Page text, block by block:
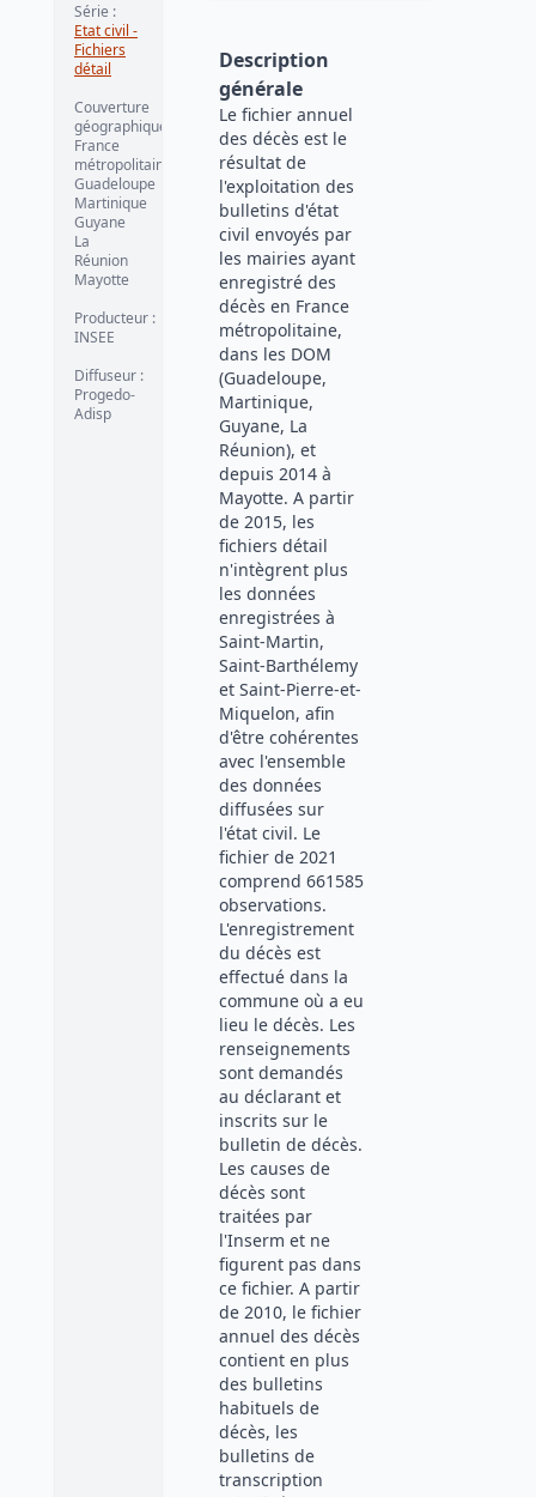
Série :
Etat civil -
Fichiers
détail
Couverture
géographique
France
métropolitaine
Guadeloupe
Martinique
Guyane
La
Réunion
Mayotte
Producteur :
INSEE
Diffuseur :
Progedo-
Adisp
Description
générale
Le fichier annuel
des décès est le
résultat de
l'exploitation des
bulletins d'état
civil envoyés par
les mairies ayant
enregistré des
décès en France
métropolitaine,
dans les DOM
(Guadeloupe,
Martinique,
Guyane, La
Réunion), et
depuis 2014 à
Mayotte. A partir
de 2015, les
fichiers détail
n'intègrent plus
les données
enregistrées à
Saint-Martin,
Saint-Barthélemy
et Saint-Pierre-et-
Miquelon, afin
d'être cohérentes
avec l'ensemble
des données
diffusées sur
l'état civil. Le
fichier de 2021
comprend 661585
observations.
L'enregistrement
du décès est
effectué dans la
commune où a eu
lieu le décès. Les
renseignements
sont demandés
au déclarant et
inscrits sur le
bulletin de décès.
Les causes de
décès sont
traitées par
l'Inserm et ne
figurent pas dans
ce fichier. A partir
de 2010, le fichier
annuel des décès
contient en plus
des bulletins
habituels de
décès, les
bulletins de
transcription